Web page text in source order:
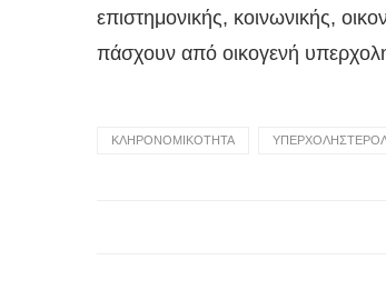
επιστημονικής, κοινωνικής,
πάσχουν από οικογενή
ΚΛΗΡΟΝΟΜΙΚΟΤΗΤΑ